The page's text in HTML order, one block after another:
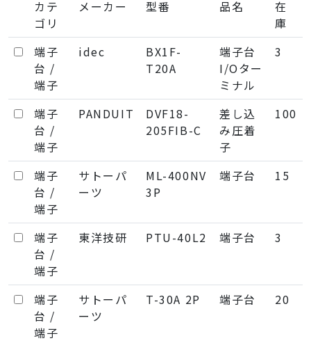
カテ
ゴリ
メーカー 型番 品名
在
庫
端子
台 /
端子
idec
BX1F-
T20A
端子台
I/Oター
ミナル
3
端子
台 /
端子
PANDUIT
DVF18-
205FIB-C
差し込
み圧着
子
100
端子
台 /
端子
サトーパ
ーツ
ML-400NV
3P
端子台 15
端子
台 /
端子
東洋技研 PTU-40L2 端子台 3
端子
台 /
端子
サトーパ
ーツ
T-30A 2P 端子台 20